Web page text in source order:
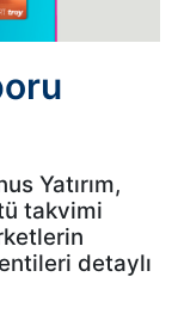
Yatırım,
takvimi
detaylı